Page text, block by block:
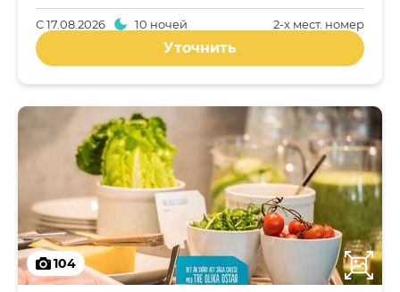
2-x мест. номер
С17.08.2026 10 ночей
Уточнить
104